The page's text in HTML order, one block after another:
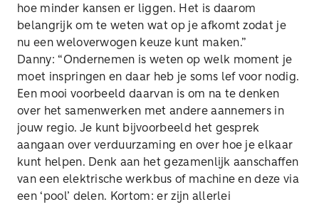
hoe minder kansen er liggen. Het is daarom
belangrijk om te weten wat op je afkomt zodat je
nu een weloverwogen keuze kunt maken.”
Danny: “Ondernemen is weten op welk moment je
moet inspringen en daar heb je soms lef voor nodig.
Een mooi voorbeeld daarvan is om na te denken
over het samenwerken met andere aannemers in
jouw regio. Je kunt bijvoorbeeld het gesprek
aangaan over verduurzaming en over hoe je elkaar
kunt helpen. Denk aan het gezamenlijk aanschaffen
van een elektrische werkbus of machine en deze via
een ‘pool’ delen. Kortom: er zijn allerlei